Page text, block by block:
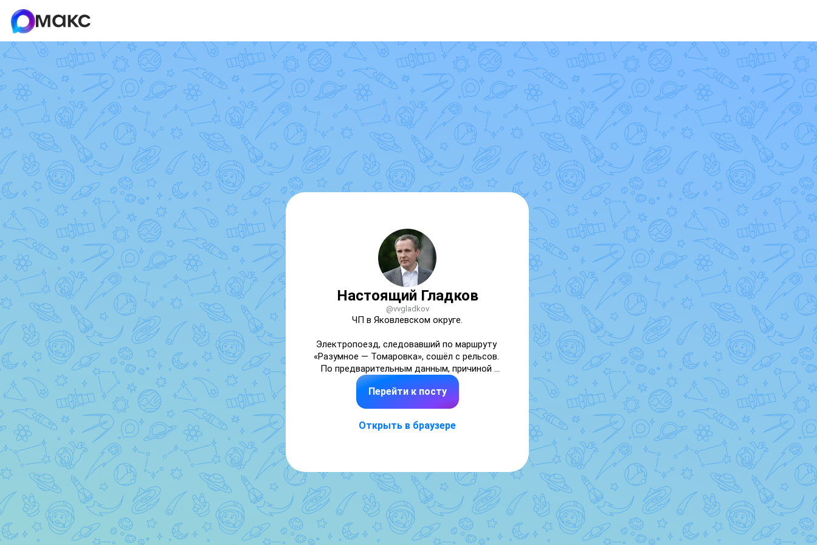
Настоящий Гладков
@vvgladkov
ЧП в Яковлевском округе.
Электропоезд, следовавший по маршруту
«Разумное — Томаровка», сошёл с рельсов.
По предварительным данным, причиной
инцидента стало отсутствие около двух
метров железнодорожного полотна,
которое могло быть вызвано
аварии в поезде находилось 15 человек,
одна женщина получила рваную рану ноги и
ушиб мягких тканей спины. Бригада скорой
доставляет её в городскую больницу №2 г.
Белгорода.
Перейти к посту
Открыть в браузере